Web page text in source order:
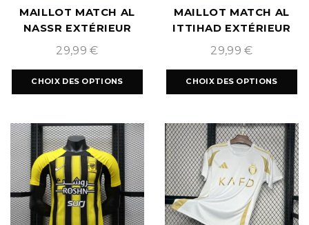
MAILLOT MATCH AL
NASSR EXTÉRIEUR
2024/2025
29,99€
CHOIX DES OPTIONS
MAILLOT MATCH AL
ITTIHAD EXTÉRIEUR
2024/2025
29,99€
CHOIX DES OPTIONS